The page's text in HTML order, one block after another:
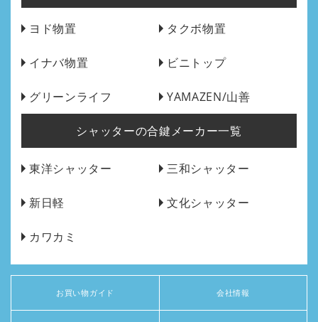
ヨド物置 タクボ物置
イナバ物置 ビニトップ
グリーンライフ YAMAZEN/山善
シャッターの合鍵メーカー一覧
東洋シャッター 三和シャッター
新日軽 文化シャッター
カワカミ
お買い物ガイド 会社情報